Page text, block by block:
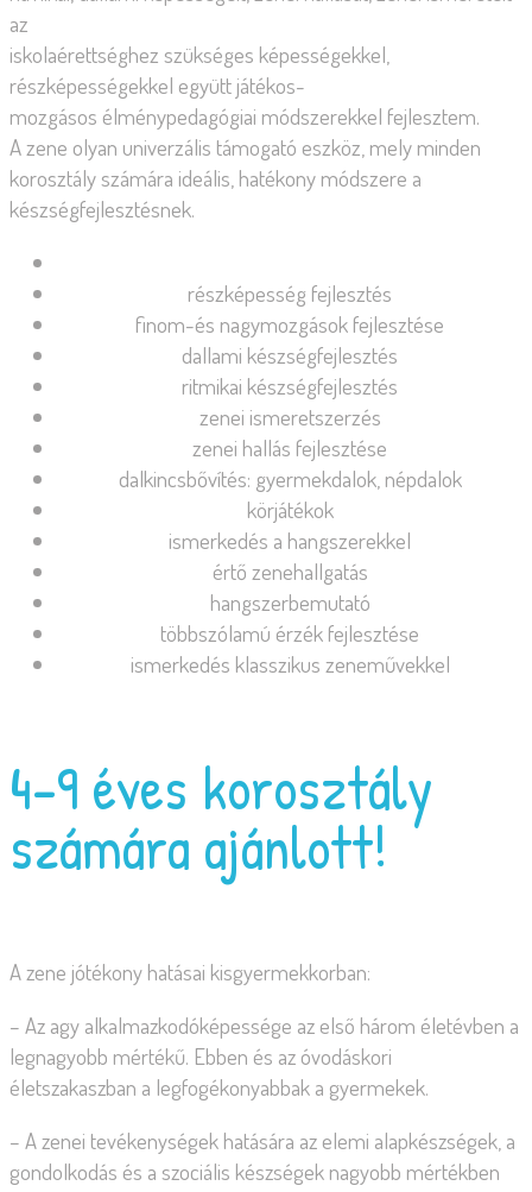
az
iskolaérettséghez szükséges képességekkel,
részképességekkel együtt játékos-
mozgásos élménypedagógiai módszerekkel fejlesztem.
A zene olyan univerzális támogató eszköz, mely minden
korosztály számára ideális, hatékony módszere a
készségfejlesztésnek.
részképesség fejlesztés
finom-és nagymozgások fejlesztése
dallami készségfejlesztés
ritmikai készségfejlesztés
zenei ismeretszerzés
zenei hallás fejlesztése
dalkincsbővítés: gyermekdalok, népdalok
körjátékok
ismerkedés a hangszerekkel
értő zenehallgatás
hangszerbemutató
többszólamú érzék fejlesztése
ismerkedés klasszikus zeneművekkel
4-9 éves korosztály
számára ajánlott!
A zene jótékony hatásai kisgyermekkorban:
– Az agy alkalmazkodóképessége az első három életévben a
legnagyobb mértékű. Ebben és az óvodáskori
életszakaszban a legfogékonyabbak a gyermekek.
– A zenei tevékenységek hatására az elemi alapkészségek, a
gondolkodás és a szociális készségek nagyobb mértékben